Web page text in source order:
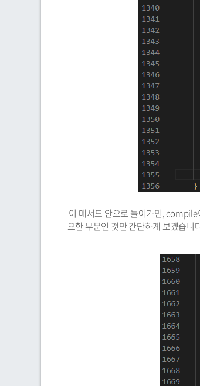
이 메서드 안으로 들어가면,
요한 부분인 것만 간단하게 보겠습니